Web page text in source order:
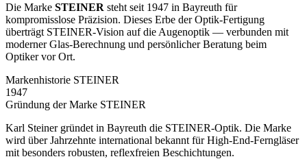
Die Marke STEINER steht seit 1947 in Bayreuth für
kompromisslose Präzision. Dieses Erbe der Optik-Fertigung
überträgt STEINER-Vision auf die Augenoptik — verbunden mit
moderner Glas-Berechnung und persönlicher Beratung beim
Optiker vor Ort.
Markenhistorie STEINER
1947
Gründung der Marke STEINER
Karl Steiner gründet in Bayreuth die STEINER-Optik. Die Marke
wird über Jahrzehnte international bekannt für High-End-Ferngläser
mit besonders robusten, reflexfreien Beschichtungen.